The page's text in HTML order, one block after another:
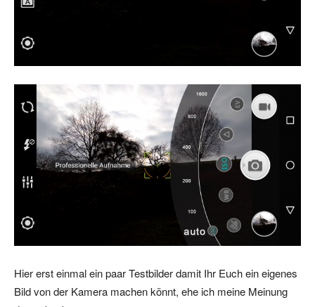
Hier erst einmal ein paar Testbilder damit Ihr Euch ein eigenes
Bild von der Kamera machen könnt, ehe ich meine Meinung